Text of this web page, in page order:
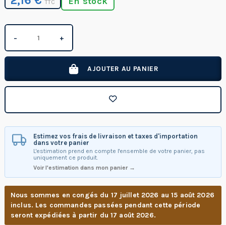
TTC
− +
AJOUTER AU PANIER
Estimez vos frais de livraison et taxes d'importation
dans votre panier
L'estimation prend en compte l'ensemble de votre panier, pas
uniquement ce produit.
Voir l'estimation dans mon panier →
Nous sommes en congés du 17 juillet 2026 au 15 août 2026
inclus. Les commandes passées pendant cette période
seront expédiées à partir du 17 août 2026.